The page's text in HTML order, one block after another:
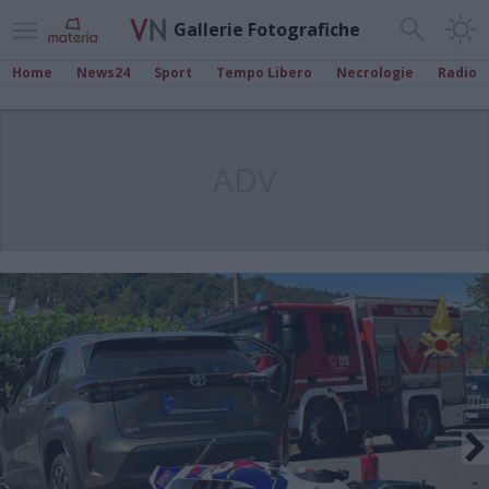
Gallerie Fotografiche
Home News24 Sport Tempo Libero Necrologie Radio